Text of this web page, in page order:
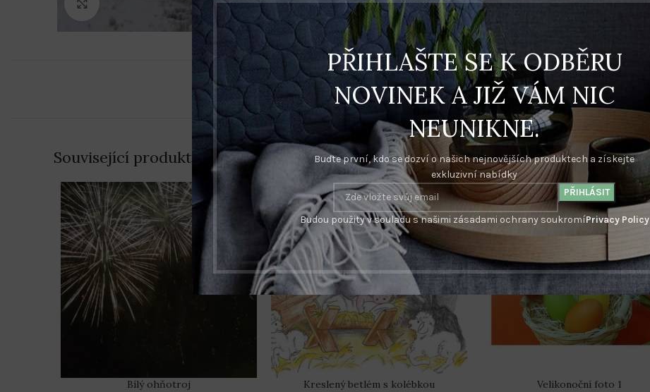
PŘIHLAŠTE SE K ODBĚRU
NOVINEK A JIŽ VÁM NIC
NEUNIKNE.
Buďte první, kdo se dozví o našich nejnovějších produktech a získejte
exkluzivní nabídky
Budou použity v souladu s našimi zásadami ochrany soukromíPrivacy Policy
Související produkty
Bílý ohňotroj Kreslený betlém s kolébkou Velikonoční foto 1